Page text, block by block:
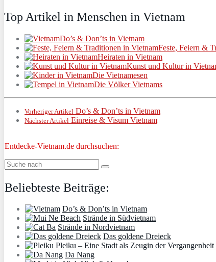
Top Artikel in Menschen in Vietnam
Do’s & Don’ts in Vietnam
Feste, Feiern &
Heiraten in Vietnam
Kunst und Kultur in
Die Vietnamesen
Die Völker Vietnams
Vorheriger Artikel Do’s & Don’ts in Vietnam
Nächster Artikel Einreise & Visum Vietnam
Entdecke-Vietnam.de durchsuchen:
Beliebteste Beiträge:
Do’s & Don’ts in Vietnam
Strände in Südvietnam
Strände in Nordvietnam
Das goldene Dreieck
Pleiku – Eine Stadt als Zeugin der Vergangenheit
Da Nang